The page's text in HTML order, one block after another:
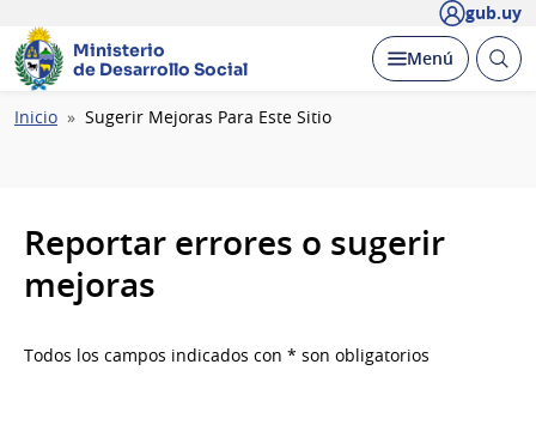
gub.uy
Ministerio
de Desarrollo Social
Desplegar
Menú Abrir
Ruta
Inicio Sugerir Mejoras Para Este Sitio
Reportar errores o sugerir
mejoras
Todos los campos indicados con * son obligatorios